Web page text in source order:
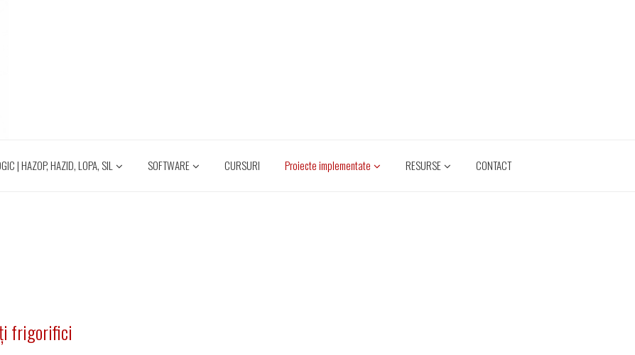
| HAZOP, HAZID, LOPA, SIL SOFTWARE CURSURI Proiecte implementate RESURSE CONTACT
frigorifici